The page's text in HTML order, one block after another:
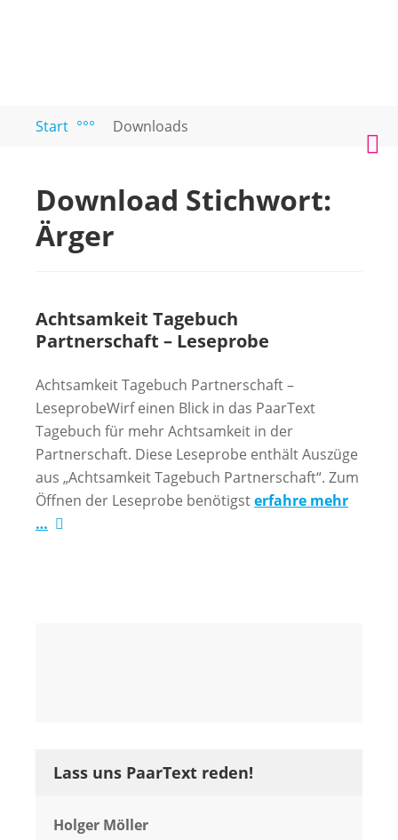
PAARTEXT
Coaching
und
Paare
Start °°° Downloads
Download Stichwort:
Ärger
Achtsamkeit Tagebuch
Partnerschaft – Leseprobe
Achtsamkeit Tagebuch Partnerschaft –
LeseprobeWirf einen Blick in das PaarText
Tagebuch für mehr Achtsamkeit in der
Partnerschaft. Diese Leseprobe enthält Auszüge
aus „Achtsamkeit Tagebuch Partnerschaft“. Zum
Öffnen der Leseprobe benötigsterfahre mehr
…
Lass uns PaarText reden!
Holger Möller